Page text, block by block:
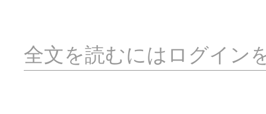
全文を読むにはログイン